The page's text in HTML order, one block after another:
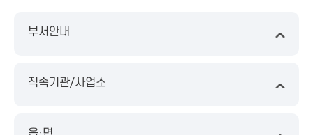
부서안내
직속기관/사업소